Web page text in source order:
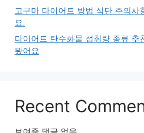
고구마 다이어트 방법 식단 주의사
요.
다이어트 탄수화물 섭취량 종류 추
봤어요
Recent